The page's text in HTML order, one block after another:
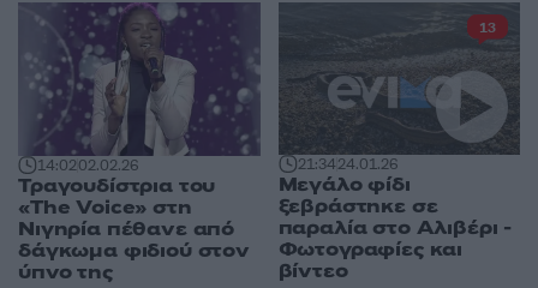
14:0202.02.26
Τραγουδίστρια του
«The Voice» στη
Νιγηρία πέθανε από
δάγκωμα φιδιού στον
ύπνο της
21:3424.01.26
Μεγάλο φίδι
ξεβράστηκε σε
παραλία στο Αλιβέρι -
Φωτογραφίες και
βίντεο
13